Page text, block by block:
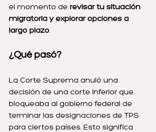
el momento de revisar tu situación
migratoria y explorar opciones a
largo plazo.
¿Qué pasó?
La Corte Suprema anuló una
decisión de una corte inferior que
bloqueaba al gobierno federal de
terminar las designaciones de TPS
para ciertos países. Esto significa